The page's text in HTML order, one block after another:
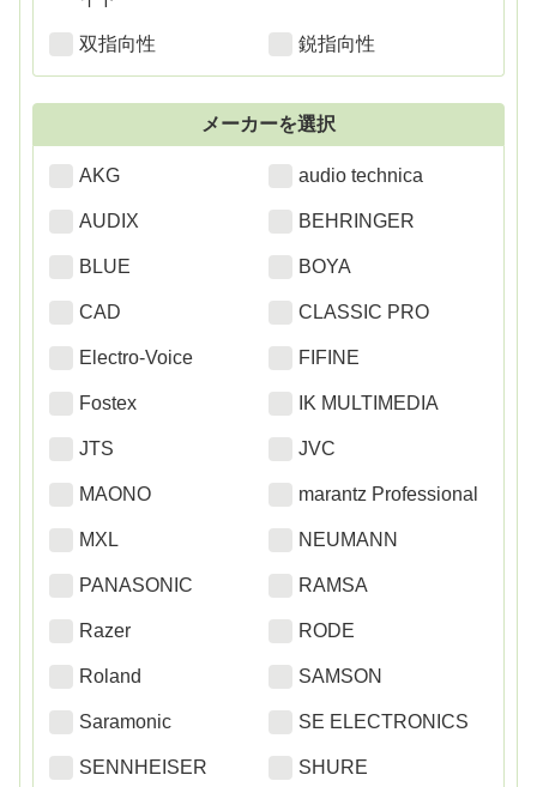
双指向性 鋭指向性
メーカーを選択
AKG audio technica
AUDIX BEHRINGER
BLUE BOYA
CAD CLASSIC PRO
Electro-Voice FIFINE
Fostex IK MULTIMEDIA
JTS JVC
MAONO marantz Professional
MXL NEUMANN
PANASONIC RAMSA
Razer RODE
Roland SAMSON
Saramonic SE ELECTRONICS
SENNHEISER SHURE